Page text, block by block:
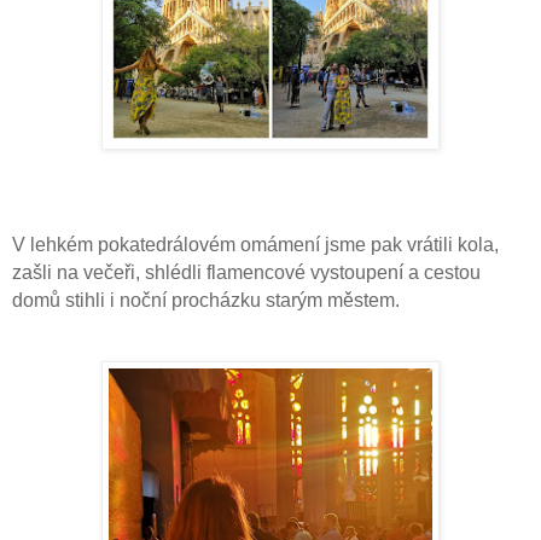
V lehkém pokatedrálovém omámení jsme pak vrátili kola,
zašli na večeři, shlédli flamencové vystoupení a cestou
domů stihli i noční procházku starým městem.